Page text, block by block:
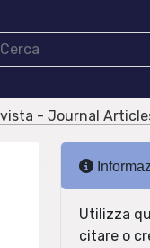
- Journal
Utilizza
citare o